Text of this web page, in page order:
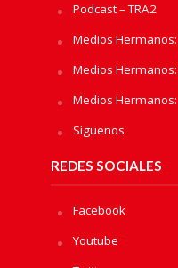
Podcast – TRA2
Medios
Medios
Medios
Sìguenos
REDES SOCIALES
Facebook
Youtube